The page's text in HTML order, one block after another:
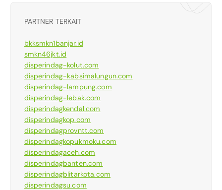
PARTNER TERKAIT
bkksmkn1banjar.id
smkn46jkt.id
disperindag-kolut.com
disperindag-kabsimalungun.com
disperindag-lampung.com
disperindag-lebak.com
disperindagkendal.com
disperindagkop.com
disperindagprovntt.com
disperindagkopukmoku.com
disperindagaceh.com
disperindagbanten.com
disperindagblitarkota.com
disperindagsu.com